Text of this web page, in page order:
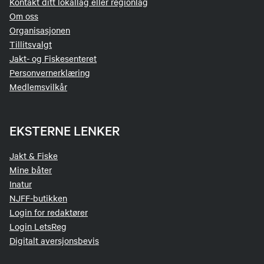
Om oss
Organisasjonen
Tillitsvalgt
Jakt- og Fiskesenteret
Personvernerklæring
Medlemsvilkår
EKSTERNE LENKER
Jakt & Fiske
Mine båter
Inatur
NJFF-butikken
Login for redaktører
Login LetsReg
Digitalt aversjonsbevis